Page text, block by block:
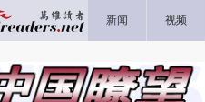
新闻 视频